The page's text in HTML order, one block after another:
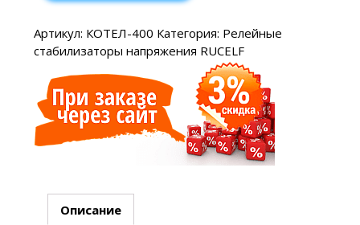
Артикул: КОТЕЛ-400 Категория: Релейные
стабилизаторы напряжения RUCELF
Описание